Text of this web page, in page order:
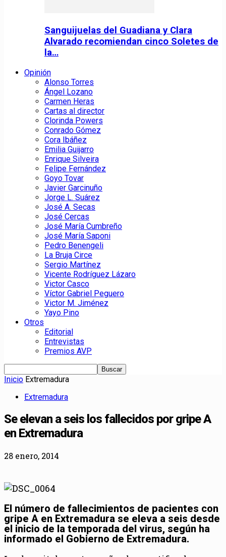
Sanguijuelas del Guadiana y Clara
Alvarado recomiendan cinco Soletes de
la…
Opinión
Alonso Torres
Ángel Lozano
Carmen Heras
Cartas al director
Clorinda Powers
Conrado Gómez
Cora Ibáñez
Emilia Guijarro
Enrique Silveira
Felipe Fernández
Goyo Tovar
Javier Garcinuño
Jorge L. Suárez
José A. Secas
José Cercas
José María Cumbreño
José María Saponi
Pedro Benengeli
La Bruja Circe
Sergio Martínez
Vicente Rodríguez Lázaro
Victor Casco
Víctor Gabriel Peguero
Victor M. Jiménez
Yayo Pino
Otros
Editorial
Entrevistas
Premios AVP
Inicio Extremadura
Extremadura
Se elevan a seis los fallecidos por gripe A
en Extremadura
28 enero, 2014
El número de fallecimientos de pacientes con
gripe A en Extremadura se eleva a seis desde
el inicio de la temporada del virus, según ha
informado el Gobierno de Extremadura.